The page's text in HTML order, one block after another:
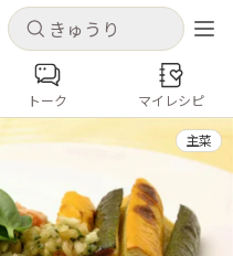
キャンセル
保存できます
キャンセル
コンテンツ
トーク マイレシピ
主菜